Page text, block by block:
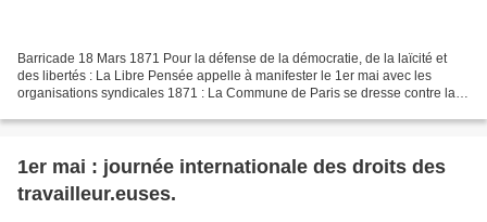
Barricade 18 Mars 1871 Pour la défense de la démocratie, de la laïcité et
des libertés : La Libre Pensée appelle à manifester le 1er mai avec les
organisations syndicales 1871 : La Commune de Paris se dresse contre la
1er mai : journée internationale des droits des
travailleur.euses.